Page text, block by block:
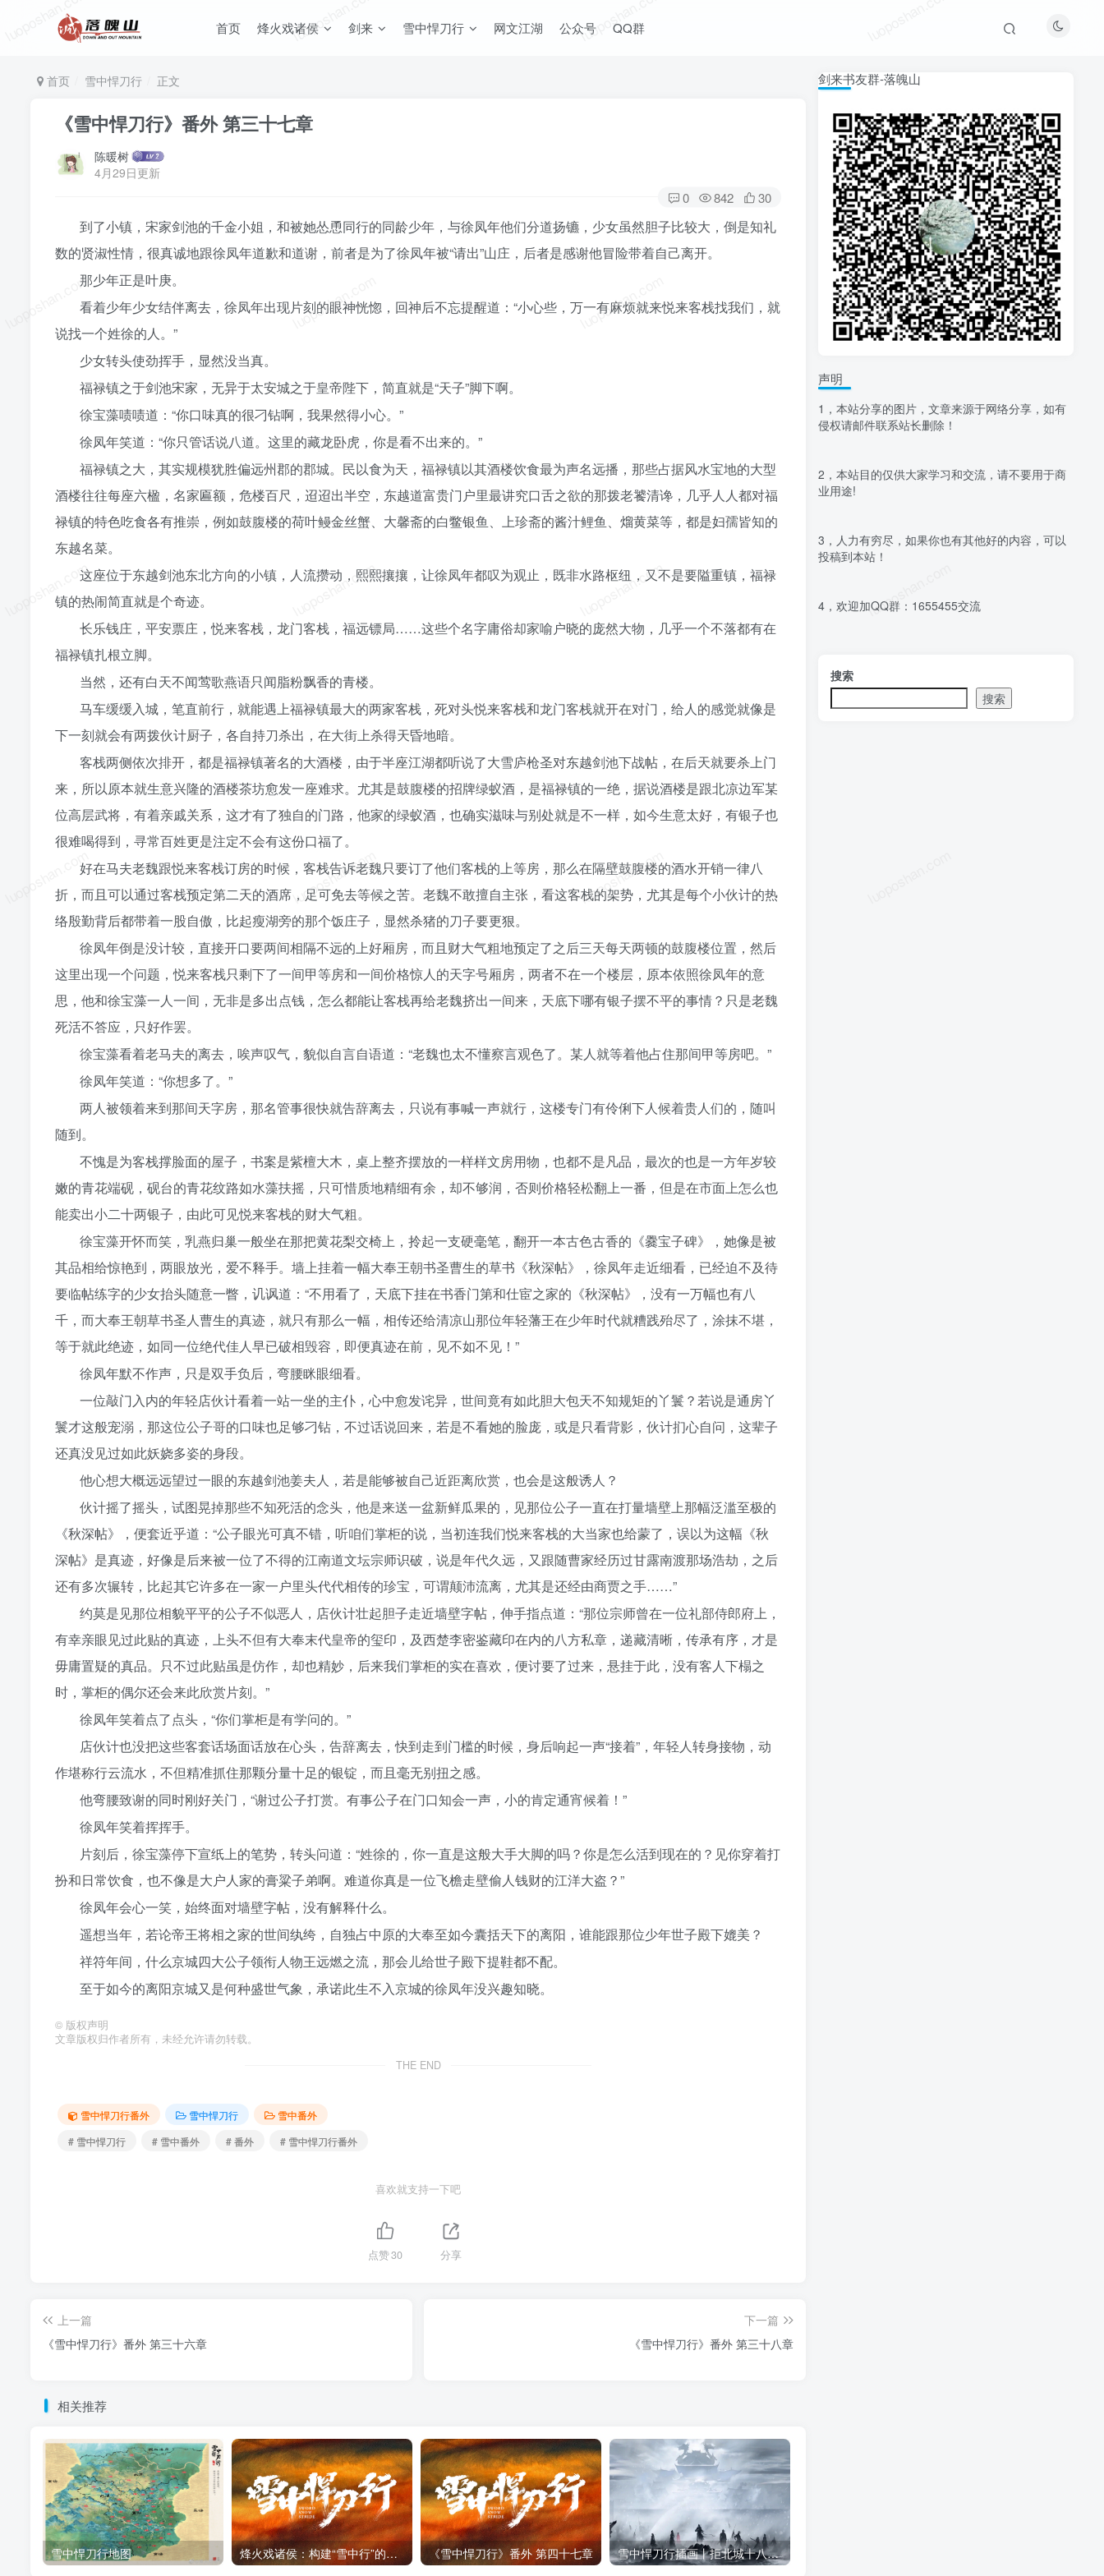
首页 烽火戏诸侯 剑来 雪中悍刀行 网文江湖 公众号 QQ群
首页 雪中悍刀行 正文
《雪中悍刀行》番外 第三十七章
陈暖树
4月29日更新
0 842 30
luoposhan.com
luoposhan.com
luoposhan.com
luoposhan.com
luoposhan.com
luoposhan.com
luoposhan.com
luoposhan.com
luoposhan.com
luoposhan.com
luoposhan.com
luoposhan.com
luoposhan.com
luoposhan.com
到了小镇，宋家剑池的千金小姐，和被她怂恿同行的同龄少年，与徐凤年他们分道扬镳，少女虽然胆子比较大，倒是知礼
数的贤淑性情，很真诚地跟徐凤年道歉和道谢，前者是为了徐凤年被“请出”山庄，后者是感谢他冒险带着自己离开。
那少年正是叶庚。
看着少年少女结伴离去，徐凤年出现片刻的眼神恍惚，回神后不忘提醒道：“小心些，万一有麻烦就来悦来客栈找我们，就
说找一个姓徐的人。”
少女转头使劲挥手，显然没当真。
福禄镇之于剑池宋家，无异于太安城之于皇帝陛下，简直就是“天子”脚下啊。
徐宝藻啧啧道：“你口味真的很刁钻啊，我果然得小心。”
徐凤年笑道：“你只管话说八道。这里的藏龙卧虎，你是看不出来的。”
福禄镇之大，其实规模犹胜偏远州郡的郡城。民以食为天，福禄镇以其酒楼饮食最为声名远播，那些占据风水宝地的大型
酒楼往往每座六楹，名家匾额，危楼百尺，迢迢出半空，东越道富贵门户里最讲究口舌之欲的那拨老饕清谗，几乎人人都对福
禄镇的特色吃食各有推崇，例如鼓腹楼的荷叶鳗金丝蟹、大馨斋的白鳖银鱼、上珍斋的酱汁鲤鱼、熘黄菜等，都是妇孺皆知的
东越名菜。
这座位于东越剑池东北方向的小镇，人流攒动，熙熙攘攘，让徐凤年都叹为观止，既非水路枢纽，又不是要隘重镇，福禄
镇的热闹简直就是个奇迹。
长乐钱庄，平安票庄，悦来客栈，龙门客栈，福远镖局……这些个名字庸俗却家喻户晓的庞然大物，几乎一个不落都有在
福禄镇扎根立脚。
当然，还有白天不闻莺歌燕语只闻脂粉飘香的青楼。
马车缓缓入城，笔直前行，就能遇上福禄镇最大的两家客栈，死对头悦来客栈和龙门客栈就开在对门，给人的感觉就像是
下一刻就会有两拨伙计厨子，各自持刀杀出，在大街上杀得天昏地暗。
客栈两侧依次排开，都是福禄镇著名的大酒楼，由于半座江湖都听说了大雪庐枪圣对东越剑池下战帖，在后天就要杀上门
来，所以原本就生意兴隆的酒楼茶坊愈发一座难求。尤其是鼓腹楼的招牌绿蚁酒，是福禄镇的一绝，据说酒楼是跟北凉边军某
位高层武将，有着亲戚关系，这才有了独自的门路，他家的绿蚁酒，也确实滋味与别处就是不一样，如今生意太好，有银子也
很难喝得到，寻常百姓更是注定不会有这份口福了。
好在马夫老魏跟悦来客栈订房的时候，客栈告诉老魏只要订了他们客栈的上等房，那么在隔壁鼓腹楼的酒水开销一律八
折，而且可以通过客栈预定第二天的酒席，足可免去等候之苦。老魏不敢擅自主张，看这客栈的架势，尤其是每个小伙计的热
络殷勤背后都带着一股自傲，比起瘦湖旁的那个饭庄子，显然杀猪的刀子要更狠。
徐凤年倒是没计较，直接开口要两间相隔不远的上好厢房，而且财大气粗地预定了之后三天每天两顿的鼓腹楼位置，然后
这里出现一个问题，悦来客栈只剩下了一间甲等房和一间价格惊人的天字号厢房，两者不在一个楼层，原本依照徐凤年的意
思，他和徐宝藻一人一间，无非是多出点钱，怎么都能让客栈再给老魏挤出一间来，天底下哪有银子摆不平的事情？只是老魏
死活不答应，只好作罢。
徐宝藻看着老马夫的离去，唉声叹气，貌似自言自语道：“老魏也太不懂察言观色了。某人就等着他占住那间甲等房吧。”
徐凤年笑道：“你想多了。”
两人被领着来到那间天字房，那名管事很快就告辞离去，只说有事喊一声就行，这楼专门有伶俐下人候着贵人们的，随叫
随到。
不愧是为客栈撑脸面的屋子，书案是紫檀大木，桌上整齐摆放的一样样文房用物，也都不是凡品，最次的也是一方年岁较
嫩的青花端砚，砚台的青花纹路如水藻扶摇，只可惜质地精细有余，却不够润，否则价格轻松翻上一番，但是在市面上怎么也
能卖出小二十两银子，由此可见悦来客栈的财大气粗。
徐宝藻开怀而笑，乳燕归巢一般坐在那把黄花梨交椅上，拎起一支硬毫笔，翻开一本古色古香的《爨宝子碑》，她像是被
其品相给惊艳到，两眼放光，爱不释手。墙上挂着一幅大奉王朝书圣曹生的草书《秋深帖》，徐凤年走近细看，已经迫不及待
要临帖练字的少女抬头随意一瞥，讥讽道：“不用看了，天底下挂在书香门第和仕宦之家的《秋深帖》，没有一万幅也有八
千，而大奉王朝草书圣人曹生的真迹，就只有那么一幅，相传还给清凉山那位年轻藩王在少年时代就糟践殆尽了，涂抹不堪，
等于就此绝迹，如同一位绝代佳人早已破相毁容，即便真迹在前，见不如不见！”
徐凤年默不作声，只是双手负后，弯腰眯眼细看。
一位敲门入内的年轻店伙计看着一站一坐的主仆，心中愈发诧异，世间竟有如此胆大包天不知规矩的丫鬟？若说是通房丫
鬟才这般宠溺，那这位公子哥的口味也足够刁钻，不过话说回来，若是不看她的脸庞，或是只看背影，伙计扪心自问，这辈子
还真没见过如此妖娆多姿的身段。
他心想大概远远望过一眼的东越剑池姜夫人，若是能够被自己近距离欣赏，也会是这般诱人？
伙计摇了摇头，试图晃掉那些不知死活的念头，他是来送一盆新鲜瓜果的，见那位公子一直在打量墙壁上那幅泛滥至极的
《秋深帖》，便套近乎道：“公子眼光可真不错，听咱们掌柜的说，当初连我们悦来客栈的大当家也给蒙了，误以为这幅《秋
深帖》是真迹，好像是后来被一位了不得的江南道文坛宗师识破，说是年代久远，又跟随曹家经历过甘露南渡那场浩劫，之后
还有多次辗转，比起其它许多在一家一户里头代代相传的珍宝，可谓颠沛流离，尤其是还经由商贾之手……”
约莫是见那位相貌平平的公子不似恶人，店伙计壮起胆子走近墙壁字帖，伸手指点道：“那位宗师曾在一位礼部侍郎府上，
有幸亲眼见过此贴的真迹，上头不但有大奉末代皇帝的玺印，及西楚李密鉴藏印在内的八方私章，递藏清晰，传承有序，才是
毋庸置疑的真品。只不过此贴虽是仿作，却也精妙，后来我们掌柜的实在喜欢，便讨要了过来，悬挂于此，没有客人下榻之
时，掌柜的偶尔还会来此欣赏片刻。”
徐凤年笑着点了点头，“你们掌柜是有学问的。”
店伙计也没把这些客套话场面话放在心头，告辞离去，快到走到门槛的时候，身后响起一声“接着”，年轻人转身接物，动
作堪称行云流水，不但精准抓住那颗分量十足的银锭，而且毫无别扭之感。
他弯腰致谢的同时刚好关门，“谢过公子打赏。有事公子在门口知会一声，小的肯定通宵候着！”
徐凤年笑着挥挥手。
片刻后，徐宝藻停下宣纸上的笔势，转头问道：“姓徐的，你一直是这般大手大脚的吗？你是怎么活到现在的？见你穿着打
扮和日常饮食，也不像是大户人家的膏粱子弟啊。难道你真是一位飞檐走壁偷人钱财的江洋大盗？”
徐凤年会心一笑，始终面对墙壁字帖，没有解释什么。
遥想当年，若论帝王将相之家的世间纨绔，自独占中原的大奉至如今囊括天下的离阳，谁能跟那位少年世子殿下媲美？
祥符年间，什么京城四大公子领衔人物王远燃之流，那会儿给世子殿下提鞋都不配。
至于如今的离阳京城又是何种盛世气象，承诺此生不入京城的徐凤年没兴趣知晓。
© 版权声明
文章版权归作者所有，未经允许请勿转载。
THE END
雪中悍刀行番外 雪中悍刀行
雪中番外
# 雪中悍刀行
# 雪中番外 # 番外 # 雪中悍刀行番外
喜欢就支持一下吧
点赞30 分享
上一篇
《雪中悍刀行》番外 第三十六章
下一篇
《雪中悍刀行》番外 第三十八章
相关推荐
雪中悍刀行地图 烽火戏诸侯：构建“雪中行”的小说世界 《雪中悍刀行》番外 第四十七章 雪中悍刀行插画丨拒北城十八宗师
剑来书友群-落魄山
声明
1，本站分享的图片，文章来源于网络分享，如有
侵权请邮件联系站长删除！
2，本站目的仅供大家学习和交流，请不要用于商
业用途!
3，人力有穷尽，如果你也有其他好的内容，可以
投稿到本站！
4，欢迎加QQ群：1655455交流
搜索
搜索